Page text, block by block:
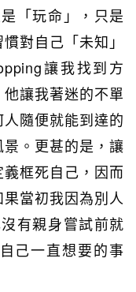
「玩命」，只是
對自己「未知」
讓我找到方
讓我著迷的不單
隨便就能到達的
。更甚的是，讓
框死自己，因而
當初我因為別人
有親身嘗試前就
己一直想要的事